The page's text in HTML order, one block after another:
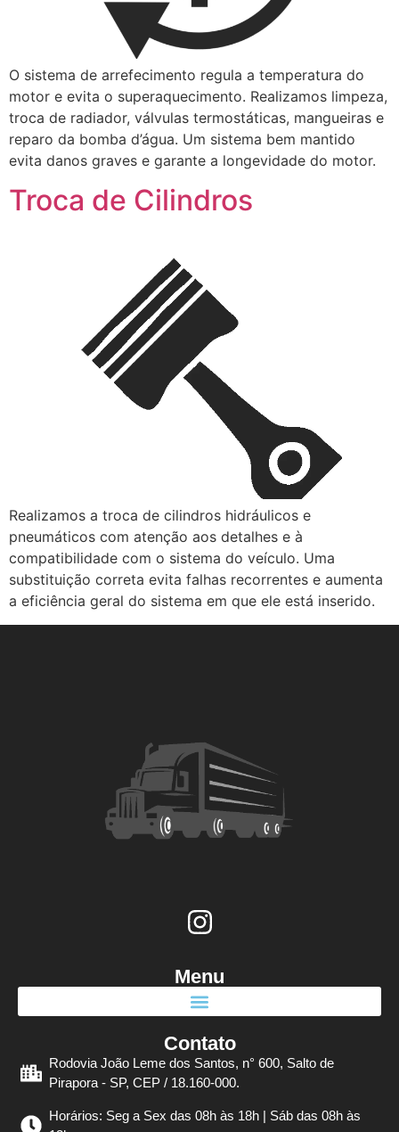
O sistema de arrefecimento regula a temperatura do
motor e evita o superaquecimento. Realizamos limpeza,
troca de radiador, válvulas termostáticas, mangueiras e
reparo da bomba d’água. Um sistema bem mantido
evita danos graves e garante a longevidade do motor.
Troca de Cilindros
Realizamos a troca de cilindros hidráulicos e
pneumáticos com atenção aos detalhes e à
compatibilidade com o sistema do veículo. Uma
substituição correta evita falhas recorrentes e aumenta
a eficiência geral do sistema em que ele está inserido.
Menu
Contato
Rodovia João Leme dos Santos, n° 600, Salto de
Pirapora - SP, CEP / 18.160-000.
Horários: Seg a Sex das 08h às 18h | Sáb das 08h às